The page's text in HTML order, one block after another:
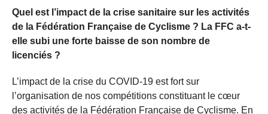
Quel est l’impact de la crise sanitaire sur les activités
de la Fédération Française de Cyclisme ? La FFC a-t-
elle subi une forte baisse de son nombre de
licenciés ?
L’impact de la crise du COVID-19 est fort sur
l’organisation de nos compétitions constituant le cœur
des activités de la Fédération Française de Cyclisme. En